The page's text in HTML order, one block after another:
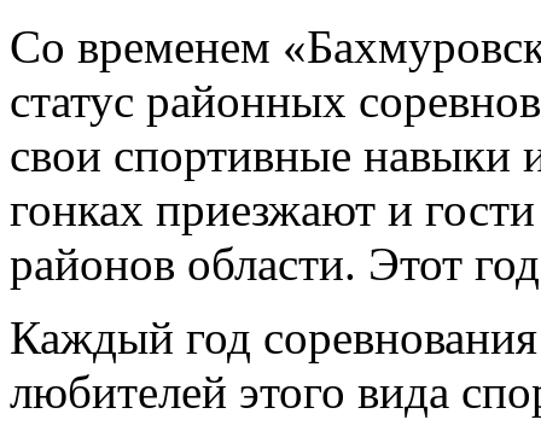
Со временем
статус районных
свои спортивные
гонках приезжают и
районов области. Этот
Каждый год
любителей этого вида